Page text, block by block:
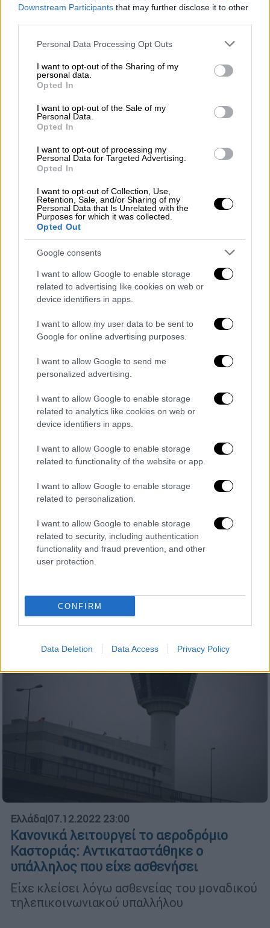
Downstream Participants that may further disclose it to other
Please note that this website/app uses one or more Google
not limited to your visit or usage behaviour. You may click to
grant or deny consent to Google and its third-party tags to
use your data for below specified purposes in below Google
consent section.
Personal Data Processing Opt Outs
I want to opt-out of the Sharing of my
personal data.
Opted In
I want to opt-out of the Sale of my
Personal Data.
Opted In
I want to opt-out of processing my
Personal Data for Targeted Advertising.
Opted In
I want to opt-out of Collection, Use,
Retention, Sale, and/or Sharing of my
Personal Data that Is Unrelated with the
Purposes for which it was collected.
Opted Out
Google consents
I want to allow Google to enable storage
related to advertising like cookies on web or
device identifiers in apps.
I want to allow my user data to be sent to
Google for online advertising purposes.
I want to allow Google to send me
personalized advertising.
I want to allow Google to enable storage
related to analytics like cookies on web or
device identifiers in apps.
I want to allow Google to enable storage
related to functionality of the website or app.
I want to allow Google to enable storage
related to personalization.
I want to allow Google to enable storage
related to security, including authentication
functionality and fraud prevention, and other
user protection.
CONFIRM
Data Deletion Data Access Privacy Policy
Ελλάδα|07.12.2022 23:10
Θύμιος Μπουγάς: Παίρνει τη ζωή του
πίσω - «Όσοι με στηρίζουν μου δίνουν
ελπίδες»
Ο 39χρονος παίρνει τη ζωή του πίσω,
έχοντας στο πλευρό του άτομα τα οποία
άγγιξε η ιστορία του
Ελλάδα|07.12.2022 23:02
Πυροβολισμός 16χρονου στο κεφάλι: Οι
ποινές που αντιμετωπίζει ο αστυνομικός
Νέες λεπτομέρειες για το περιστατικό
Ελλάδα|07.12.2022 23:00
Κανονικά λειτουργεί το αεροδρόμιο
Καστοριάς: Αντικαταστάθηκε ο
υπάλληλος που είχε ασθενήσει
Είχε κλείσει λόγω ασθενείας του μοναδικού
τηλεπικοινωνιακού υπαλλήλου